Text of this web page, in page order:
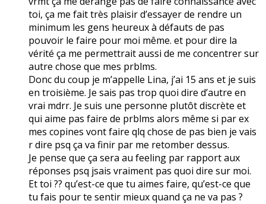
toi, ça me fait très plaisir d’essayer de rendre un
minimum les gens heureux à défauts de pas
pouvoir le faire pour moi même. et pour dire la
vérité ça me permettrait aussi de me concentrer sur
autre chose que mes prblms.
Donc du coup je m’appelle Lina, j’ai 15 ans et je suis
en troisième. Je sais pas trop quoi dire d’autre en
vrai mdrr. Je suis une personne plutôt discrète et
qui aime pas faire de prblms alors même si par ex
mes copines vont faire qlq chose de pas bien je vais
r dire psq ça va finir par me retomber dessus.
Je pense que ça sera au feeling par rapport aux
réponses psq jsais vraiment pas quoi dire sur moi.
Et toi ?? qu’est-ce que tu aimes faire, qu’est-ce que
tu fais pour te sentir mieux quand ça ne va pas ?